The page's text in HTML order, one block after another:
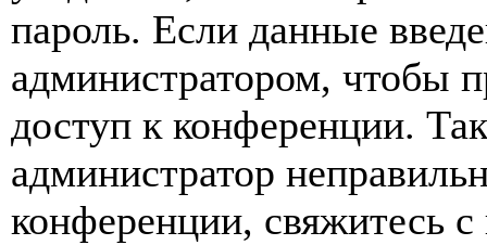
пароль. Если данные
администратором, чтобы
доступ к конференции.
администратор
конференции, свяжитесь